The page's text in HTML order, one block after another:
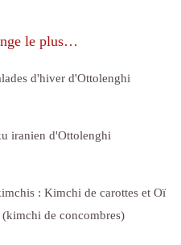
le plus…
d'hiver d'Ottolenghi
iranien d'Ottolenghi
: Kimchi de carottes et Oï
(kimchi de concombres)